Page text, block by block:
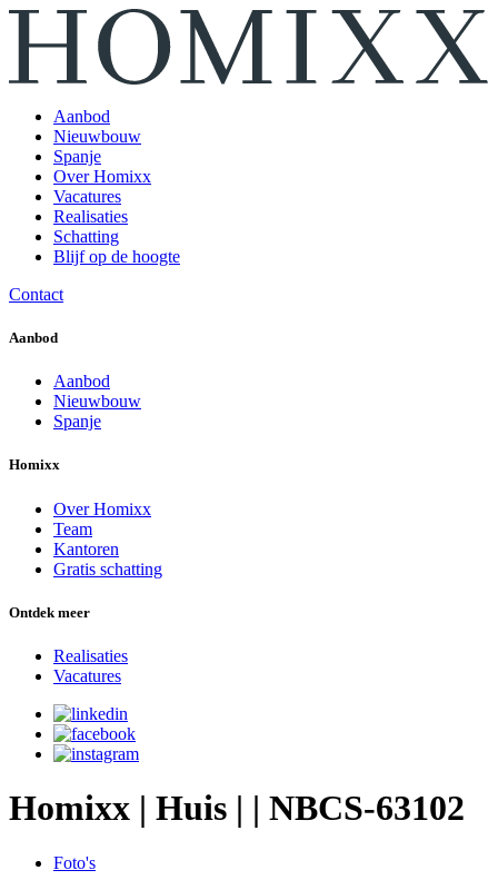
Aanbod
Nieuwbouw
Spanje
Over Homixx
Vacatures
Realisaties
Schatting
Blijf op de hoogte
Contact
Aanbod
Aanbod
Nieuwbouw
Spanje
Homixx
Over Homixx
Team
Kantoren
Gratis schatting
Ontdek meer
Realisaties
Vacatures
Homixx | Huis | | NBCS-63102
Foto's